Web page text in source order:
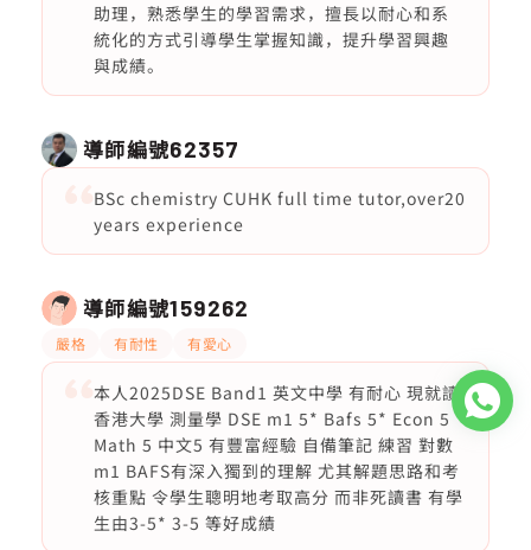
助理，熟悉學生的學習需求，擅長以耐心和系
統化的方式引導學生掌握知識，提升學習興趣
與成績。
導師編號62357
BSc chemistry CUHK full time tutor,over20
years experience
導師編號159262
嚴格 有耐性 有愛心
本人2025DSE Band1 英文中學 有耐心 現就讀
香港大學 測量學 DSE m1 5* Bafs 5* Econ 5
Math 5 中文5 有豐富經驗 自備筆記 練習 對數
m1 BAFS有深入獨到的理解 尤其解題思路和考
核重點 令學生聰明地考取高分 而非死讀書 有學
生由3-5* 3-5 等好成績